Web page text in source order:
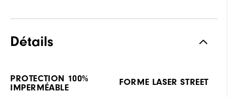
Détails
PROTECTION 100%
IMPERMÉABLE
FORME LASER STREET